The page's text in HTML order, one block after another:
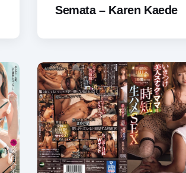
Semata – Karen Kaede